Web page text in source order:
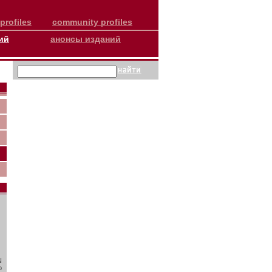
community profiles
анонсы изданий